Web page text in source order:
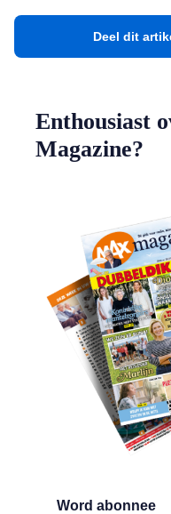
Deel dit
Word abonnee
Enthousiast
Magazine?